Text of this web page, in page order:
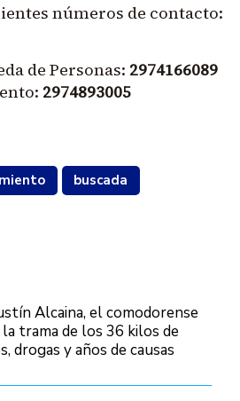
números de contacto:
de Personas: 2974166089
2974893005
buscada
Alcaina, el comodorense
trama de los 36 kilos de
drogas y años de causas